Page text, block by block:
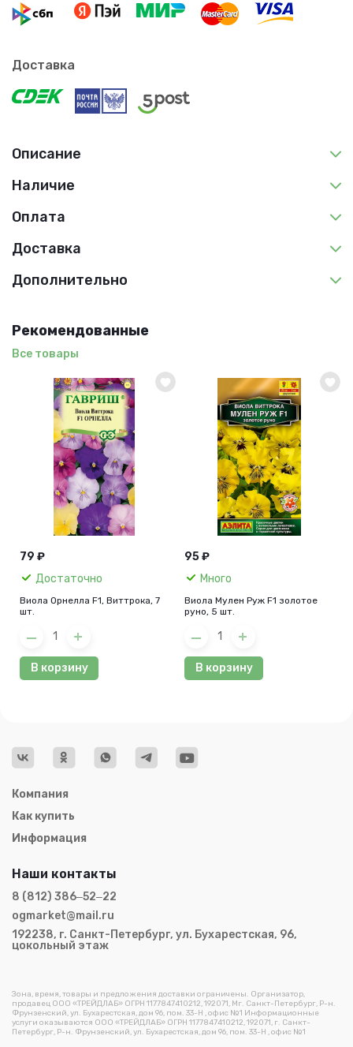
Доставка
Описание
Наличие
Оплата
Доставка
Дополнительно
Рекомендованные
Все товары
79 ₽
Достаточно
Виола Орнелла F1, Виттрока, 7
шт.
В корзину
95 ₽
Много
Виола Мулен Руж F1 золотое
руно, 5 шт.
В корзину
Компания
Как купить
Информация
Зона, время, товары и предложения доставки ограничены. Организатор,
продавец ООО «ТРЕЙДЛАБ» ОГРН 1177847410212, 192071, Мг. Санкт-Петербург, Р-н.
Фрунзенский, ул. Бухарестская, дом 96, пом. 33-Н , офис №1 Информационные
услуги оказываются ООО «ТРЕЙДЛАБ» ОГРН 1177847410212, 192071, г. Санкт-
Петербург, Р-н. Фрунзенский, ул. Бухарестская, дом 96, пом. 33-Н , офис №1
Наши контакты
8 (812) 386‒52‒22
ogmarket@mail.ru
192238, г. Санкт-Петербург, ул. Бухарестская, 96,
цокольный этаж